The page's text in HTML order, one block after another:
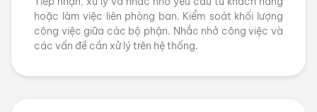
hoặc làm việc liên phòng ban. Kiểm soát khối lượng
công việc giữa các bộ phận. Nhắc nhở công việc và
các vấn đề cần xử lý trên hệ thống.